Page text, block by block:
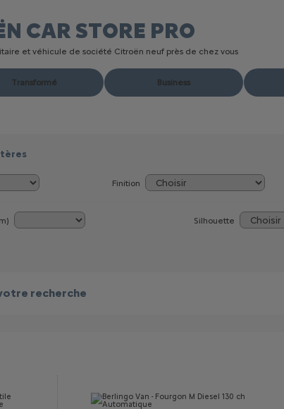
CAR STORE PRO
et véhicule de société Citroën neuf près de chez vous
Transformé Business
Finition
Silhouette
recherche